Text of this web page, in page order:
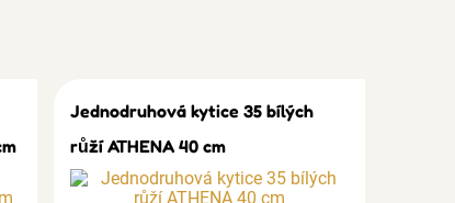
Jednodruhová kytice 35 bílých
růží ATHENA 40 cm